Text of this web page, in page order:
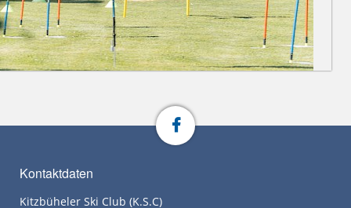
Kontaktdaten
Kitzbüheler Ski Club (K.S.C)